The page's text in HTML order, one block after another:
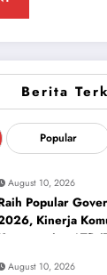
Berita
Popular
August 10, 2026
Popular
Kinerja
ATR/
August 10, 2026